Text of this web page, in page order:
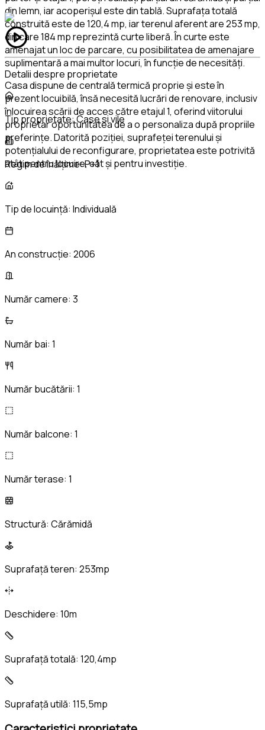
din lemn, iar acoperișul este din tablă. Suprafața totală
construită este de 120,4 mp, iar terenul aferent are 253 mp,
din care 184 mp reprezintă curte liberă. În curte este
amenajat un loc de parcare, cu posibilitatea de amenajare
suplimentară a mai multor locuri, în funcție de necesități.
Casa dispune de centrală termică proprie și este în
prezent locuibilă, însă necesită lucrări de renovare, inclusiv
înlocuirea scării de acces către etajul 1, oferind viitorului
proprietar oportunitatea de a o personaliza după propriile
preferințe. Datorită poziției, suprafeței terenului și
potențialului de reconfigurare, proprietatea este potrivită
atât pentru locuire, cât și pentru investiție.
Detalii despre proprietate
Tip proprietate:Case si vile
Regim de înălțime:P+1
Tip de locuință: Individuală
An construcție: 2006
Număr camere: 3
Număr bai: 1
Număr bucătării: 1
Număr balcone: 1
Număr terase: 1
Structură: Cărămidă
Suprafață teren: 253mp
Deschidere: 10m
Suprafață totală: 120,4mp
Suprafață utilă: 115,5mp